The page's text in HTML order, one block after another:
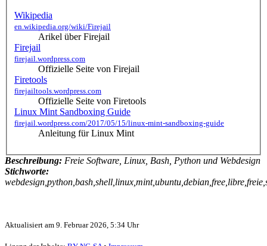
Wikipedia
en.wikipedia.org/wiki/Firejail
Arikel über Firejail
Firejail
firejail.wordpress.com
Offizielle Seite von Firejail
Firetools
firejailtools.wordpress.com
Offizielle Seite von Firetools
Linux Mint Sandboxing Guide
firejail.wordpress.com/2017/05/15/linux-mint-sandboxing-guide
Anleitung für Linux Mint
Beschreibung: Freie Software, Linux, Bash, Python und Webdesign
Stichworte:
Aktualisiert am 9. Februar 2026, 5:34 Uhr